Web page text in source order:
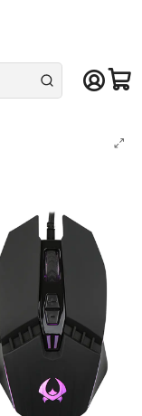
en el gran
Mouse
/ Tablet - 4000DPI